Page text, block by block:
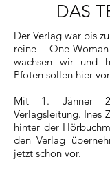
DAS
Der Verlag war bis
reine One-
wachsen wir und
Pfoten sollen hier
Mit 1. Jänner
Verlagsleitung. Ines
hinter der
den Verlag
jetzt schon vor.